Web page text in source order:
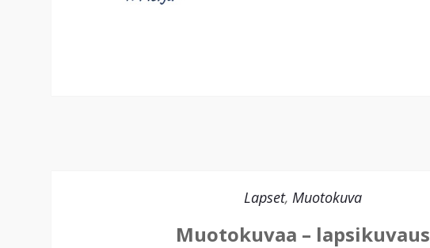
Lapset, Muotokuva
Muotokuvaa – lapsikuvaus